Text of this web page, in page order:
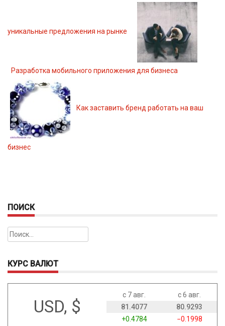
уникальные предложения на рынке
Разработка мобильного приложения для бизнеса
Как заставить бренд работать на ваш
бизнес
ПОИСК
Найти:
КУРС ВАЛЮТ
USD, $
с 7 авг.
с 6 авг.
81.4077
80.9293
+0.4784
−0.1998